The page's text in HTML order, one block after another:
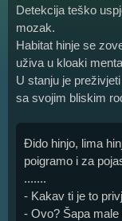
Detekcija teško
mozak.
Habitat hinje se
uživa u kloaki
U stanju je
sa svojim bliskim
Đido hinjo, lima
poigramo i za
.......
- Kakav ti je to
- Ovo? Šapa male